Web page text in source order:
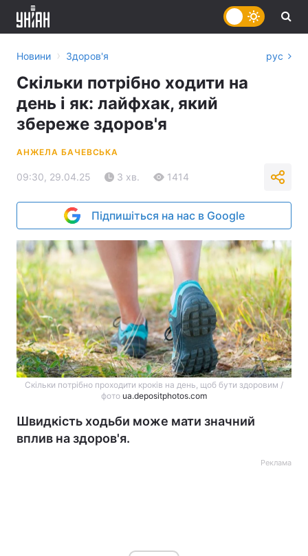
Новини › Здоров'я рус
Скільки потрібно ходити на
день і як: лайфхак, який
збереже здоров'я
АНЖЕЛА БАЧЕВСЬКА
09:30, 29.04.25 3 хв. 1414
Підпишіться на нас в Google
Скільки потрібно проходити кроків на день, щоб бути здоровим /
фото ua.depositphotos.com
Швидкість ходьби може мати значний
вплив на здоров'я.
Реклама